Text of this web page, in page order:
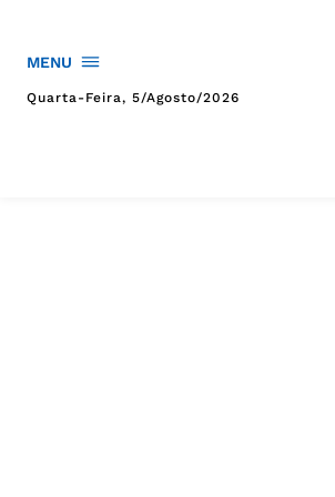
MENU
Quarta-Feira, 5/agosto/2026